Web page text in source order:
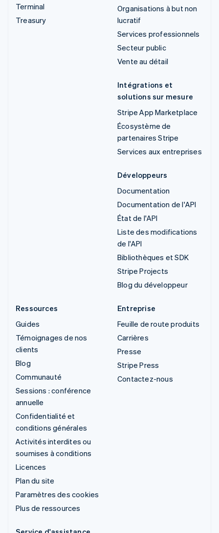
Terminal
Treasury
Organisations à but non
lucratif
Services professionnels
Secteur public
Vente au détail
Intégrations et
solutions sur mesure
Stripe App Marketplace
Écosystème de
partenaires Stripe
Services aux entreprises
Développeurs
Documentation
Documentation de l'API
État de l'API
Liste des modifications
de l'API
Bibliothèques et SDK
Stripe Projects
Blog du développeur
Ressources
Guides
Témoignages de nos
clients
Blog
Communauté
Sessions : conférence
annuelle
Confidentialité et
conditions générales
Activités interdites ou
soumises à conditions
Licences
Plan du site
Paramètres des cookies
Plus de ressources
Entreprise
Feuille de route produits
Carrières
Presse
Stripe Press
Contactez-nous